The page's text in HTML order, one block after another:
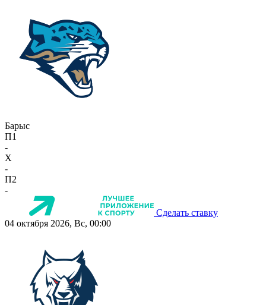
Барыс
П1
-
X
-
П2
-
Сделать ставку
04 октября 2026, Вс, 00:00